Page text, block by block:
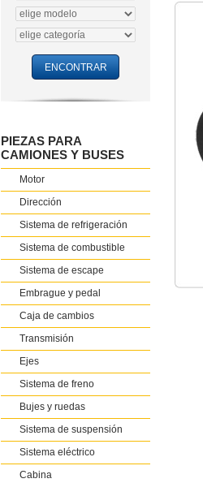
PIEZAS PARA
CAMIONES Y BUSES
Motor
Dirección
Sistema de refrigeración
Sistema de combustible
Sistema de escape
Embrague y pedal
Caja de cambios
Transmisión
Ejes
Sistema de freno
Bujes y ruedas
Sistema de suspensión
Sistema eléctrico
Cabina